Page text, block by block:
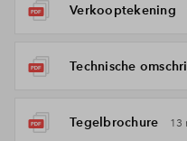
Verkooptekening
Technische
Tegelbrochure 13